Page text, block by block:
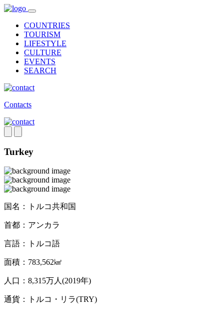
COUNTRIES
TOURISM
LIFESTYLE
CULTURE
EVENTS
SEARCH
Contacts
Turkey
国名： トルコ共和国
首都： アンカラ
言語： トルコ語
面積： 783,562㎢
人口： 8,315万人(2019年)
通貨： トルコ・リラ(TRY)